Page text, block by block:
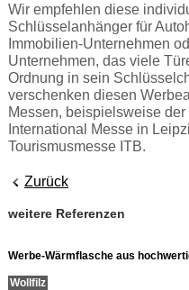
Wir empfehlen diese
Schlüsselanhänger für
Immobilien-Unternehmen
Unternehmen, das viele
Ordnung in sein
verschenken diesen
Messen, beispielsweise
International Messe in
Tourismusmesse ITB.
Zurück
weitere Referenzen
Werbe-Wärmflasche aus
Wollfilz